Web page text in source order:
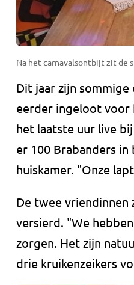
Na het carnavalsontbijt zit de
Dit jaar zijn
eerder ingeloot voor
het laatste uur live
er 100 Brabanders
huiskamer. "Onze
De twee vriendinnen
versierd. "We
zorgen. Het zijn
drie kruikenzeikers